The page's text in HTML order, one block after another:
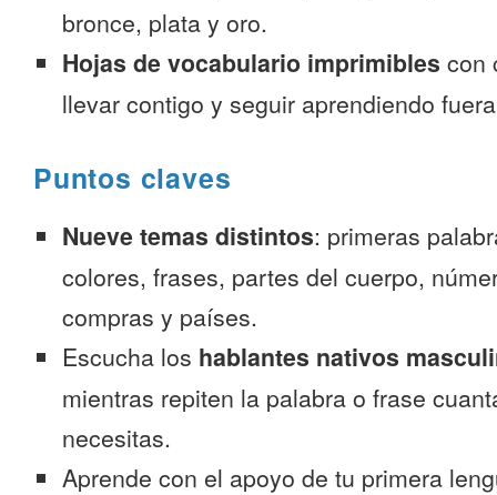
bronce, plata y oro.
Hojas de vocabulario imprimibles con
llevar contigo y seguir aprendiendo
Puntos claves
Nueve temas distintos: primeras
colores, frases, partes del cuerpo,
compras y países.
Escucha los hablantes nativos
mientras repiten la palabra o frase
necesitas.
Aprende con el apoyo de tu primera